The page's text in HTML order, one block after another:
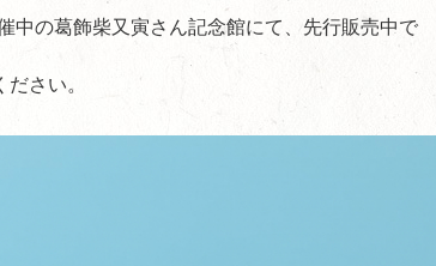
中の葛飾柴又寅さん記念館にて、先行販売中で
さい。